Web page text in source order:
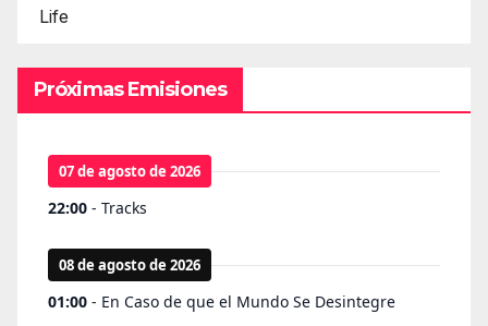
Life
Próximas Emisiones